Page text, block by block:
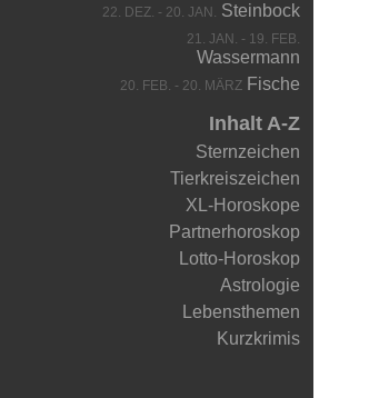
22. DEZ. - 20. JAN. Steinbock
21. JAN. - 19. FEB.
Wassermann
20. FEB. - 20. MÄRZ Fische
Inhalt A-Z
Sternzeichen
Tierkreiszeichen
XL-Horoskope
Partnerhoroskop
Lotto-Horoskop
Astrologie
Lebensthemen
Kurzkrimis